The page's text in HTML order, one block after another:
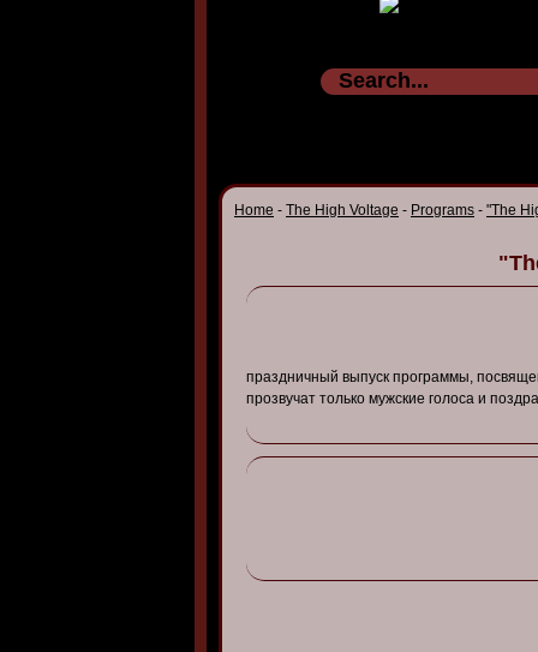
Home - The High Voltage - Programs - "The
праздничный выпуск программы, посв
прозвучат только мужские голоса и поздра